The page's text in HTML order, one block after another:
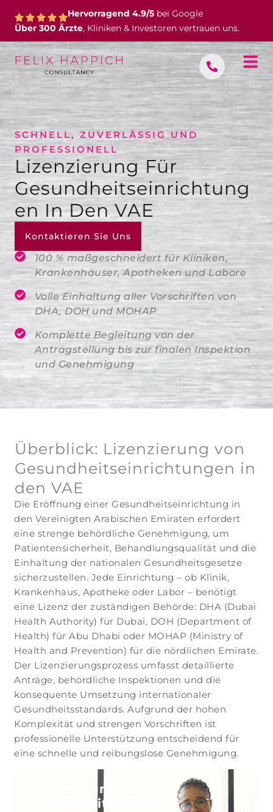
Inhalt
Hervorragend 4.9/5 bei Google
Über 300 Ärzte, Kliniken & Investoren vertrauen uns.
SCHNELL, ZUVERLÄSSIG UND
PROFESSIONELL
Lizenzierung Für
Gesundheitseinrichtung
En In Den VAE
Kontaktieren Sie Uns
100 % maßgeschneidert für Kliniken,
Krankenhäuser, Apotheken und Labore
Volle Einhaltung aller Vorschriften von
DHA, DOH und MOHAP
Komplette Begleitung von der
Antragstellung bis zur finalen Inspektion
und Genehmigung
Überblick: Lizenzierung von
Gesundheitseinrichtungen in
den VAE
Die Eröffnung einer Gesundheitseinrichtung in
den Vereinigten Arabischen Emiraten erfordert
eine strenge behördliche Genehmigung, um
Patientensicherheit, Behandlungsqualität und die
Einhaltung der nationalen Gesundheitsgesetze
sicherzustellen. Jede Einrichtung – ob Klinik,
Krankenhaus, Apotheke oder Labor – benötigt
eine Lizenz der zuständigen Behörde: DHA (Dubai
Health Authority) für Dubai, DOH (Department of
Health) für Abu Dhabi oder MOHAP (Ministry of
Health and Prevention) für die nördlichen Emirate.
Der Lizenzierungsprozess umfasst detaillierte
Anträge, behördliche Inspektionen und die
konsequente Umsetzung internationaler
Gesundheitsstandards. Aufgrund der hohen
Komplexität und strengen Vorschriften ist
professionelle Unterstützung entscheidend für
eine schnelle und reibungslose Genehmigung.
Lizenzierung Im
Gesundheitswesen